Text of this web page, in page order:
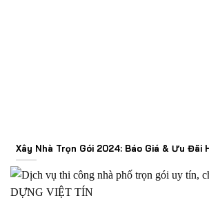
Xây Nhà Trọn Gói 2024: Báo Giá & Ưu Đãi